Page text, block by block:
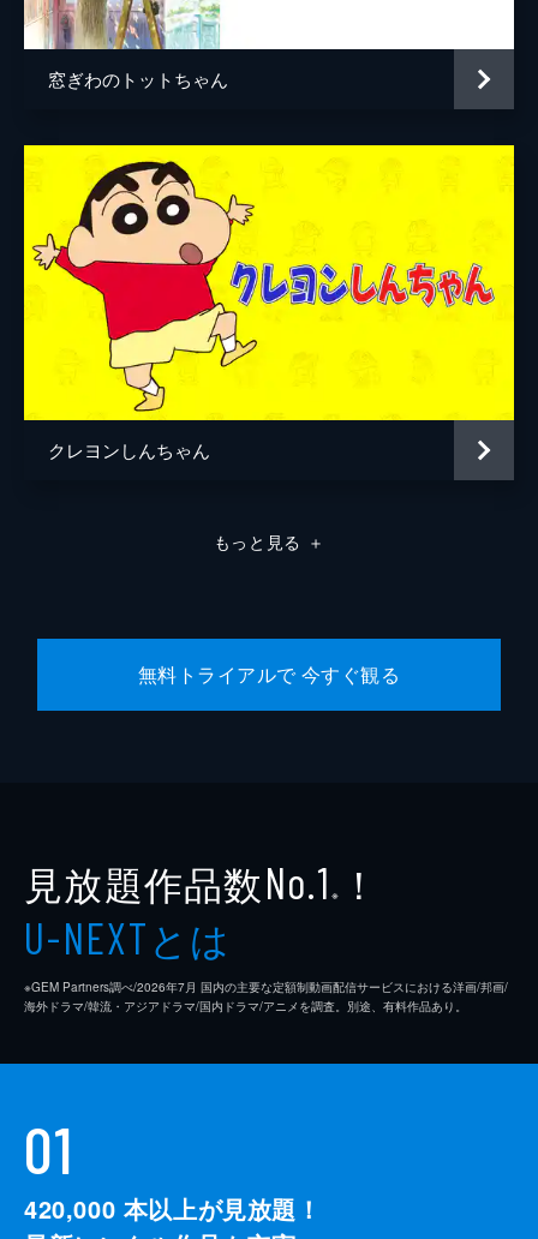
窓ぎわのトットちゃん
クレヨンしんちゃん
もっと見る ＋
無料トライアルで 今すぐ観る
見放題作品数No.1 ※ ！
U-NEXTとは
※GEM Partners調べ/2026年7⽉ 国内の主要な定額制動画配信サービスにおける洋画/邦画/
海外ドラマ/韓流・アジアドラマ/国内ドラマ/アニメを調査。別途、有料作品あり。
01
420,000 本以上が見放題！